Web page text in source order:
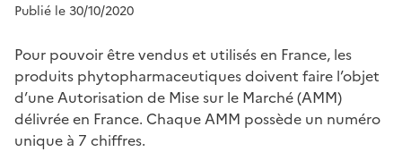
Publié le 30/10/2020
Pour pouvoir être vendus et utilisés en France, les
produits phytopharmaceutiques doivent faire l’objet
d’une Autorisation de Mise sur le Marché (AMM)
délivrée en France. Chaque AMM possède un numéro
unique à 7 chiffres.